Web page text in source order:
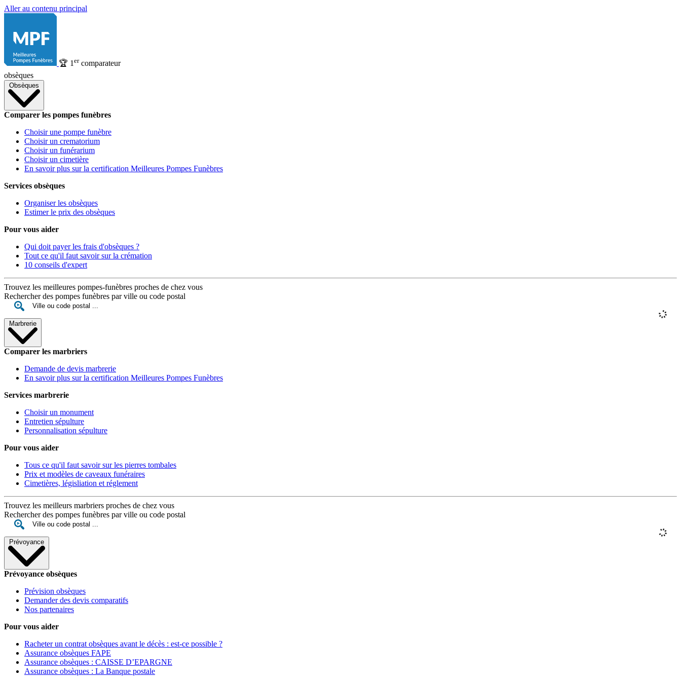
Aller au contenu principal
🏆 1 ercomparateur
obsèques
Obsèques
Comparer les pompes funèbres
Choisir une pompe funèbre
Choisir un crematorium
Choisir un funérarium
Choisir un cimetière
En savoir plus sur la certification Meilleures Pompes Funèbres
Services obsèques
Organiser les obsèques
Estimer le prix des obsèques
Pour vous aider
Qui doit payer les frais d'obsèques ?
Tout ce qu'il faut savoir sur la crémation
10 conseils d'expert
Trouvez les meilleures pompes-funèbres proches de chez vous
Rechercher des pompes funèbres par ville ou code postal
Marbrerie
Comparer les marbriers
Demande de devis marbrerie
En savoir plus sur la certification Meilleures Pompes Funèbres
Services marbrerie
Choisir un monument
Entretien sépulture
Personnalisation sépulture
Pour vous aider
Tous ce qu'il faut savoir sur les pierres tombales
Prix et modèles de caveaux funéraires
Cimetières, législiation et réglement
Trouvez les meilleurs marbriers proches de chez vous
Rechercher des pompes funèbres par ville ou code postal
Prévoyance
Prévoyance obsèques
Prévision obsèques
Demander des devis comparatifs
Nos partenaires
Pour vous aider
Racheter un contrat obsèques avant le décès : est-ce possible ?
Assurance obsèques FAPE
Assurance obsèques : CAISSE D’EPARGNE
Assurance obsèques : La Banque postale